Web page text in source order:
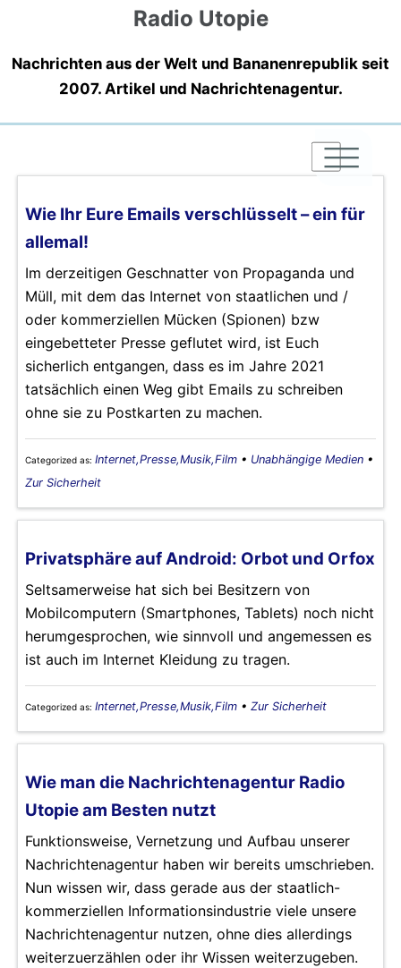
Radio Utopie
Nachrichten aus der Welt und Bananenrepublik seit
2007. Artikel und Nachrichtenagentur.
|
|
|
Wie Ihr Eure Emails verschlüsselt – ein für
allemal!
Im derzeitigen Geschnatter von Propaganda und
Müll, mit dem das Internet von staatlichen und /
oder kommerziellen Mücken (Spionen) bzw
eingebetteter Presse geflutet wird, ist Euch
sicherlich entgangen, dass es im Jahre 2021
tatsächlich einen Weg gibt Emails zu schreiben
ohne sie zu Postkarten zu machen.
Categorized as: Internet,Presse,Musik,Film • Unabhängige Medien •
Zur Sicherheit
Privatsphäre auf Android: Orbot und Orfox
Seltsamerweise hat sich bei Besitzern von
Mobilcomputern (Smartphones, Tablets) noch nicht
herumgesprochen, wie sinnvoll und angemessen es
ist auch im Internet Kleidung zu tragen.
Categorized as: Internet,Presse,Musik,Film • Zur Sicherheit
Wie man die Nachrichtenagentur Radio
Utopie am Besten nutzt
Funktionsweise, Vernetzung und Aufbau unserer
Nachrichtenagentur haben wir bereits umschrieben.
Nun wissen wir, dass gerade aus der staatlich-
kommerziellen Informationsindustrie viele unsere
Nachrichtenagentur nutzen, ohne dies allerdings
weiterzuerzählen oder ihr Wissen weiterzugeben.